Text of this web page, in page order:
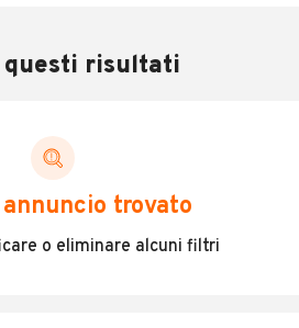
10/2015Colore
questi risultati
trovato
o eliminare alcuni filtri